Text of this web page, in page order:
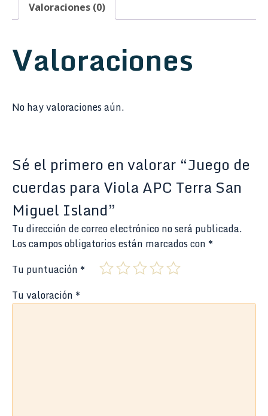
Valoraciones (0)
Valoraciones
No hay valoraciones aún.
Sé el primero en valorar “Juego de
cuerdas para Viola APC Terra San
Miguel Island”
Tu dirección de correo electrónico no será publicada.
Los campos obligatorios están marcados con *
Tu puntuación *
Tu valoración *